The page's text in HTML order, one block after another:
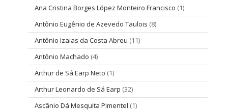
Ana Cristina Borges López Monteiro Francisco (1)
Antônio Eugênio de Azevedo Taulois (8)
Antônio Izaias da Costa Abreu (11)
Antônio Machado (4)
Arthur de Sá Earp Neto (1)
Arthur Leonardo de Sá Earp (32)
Ascânio Dá Mesquita Pimentel (1)